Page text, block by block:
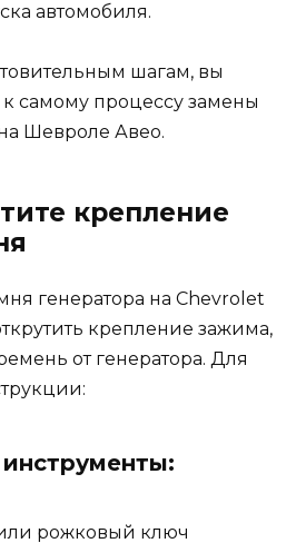
автомобиля.
шагам, вы
к самому процессу замены
Шевроле Авео.
крепление
генератора на Chevrolet
крепление зажима,
от генератора. Для
рожковый ключ